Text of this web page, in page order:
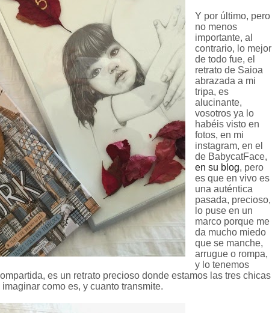
Y por último, pero
no menos
importante, al
contrario, lo mejor
de todo fue, el
retrato de Saioa
abrazada a mi
tripa, es
alucinante,
vosotros ya lo
habéis visto en
fotos, en mi
instagram, en el
de BabycatFace,
en su blog, pero
es que en vivo es
una auténtica
pasada, precioso,
lo puse en un
marco porque me
da mucho miedo
que se manche,
arrugue o rompa,
y lo tenemos
es un retrato precioso donde estamos las tres chicas
como es, y cuanto transmite.